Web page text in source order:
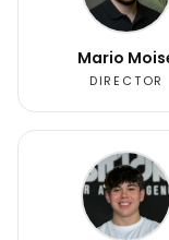
Mario
DIRECTOR